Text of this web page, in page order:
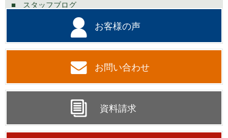
スタッフブログ
お客様の声
お問い合わせ
資料請求